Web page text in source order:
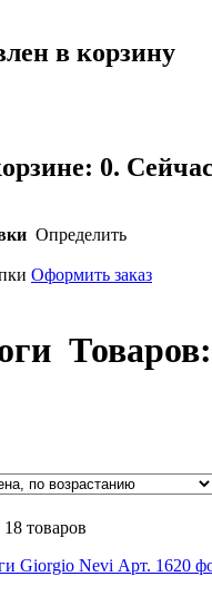
в корзину
0.
Определить
Оформить заказ
товаров